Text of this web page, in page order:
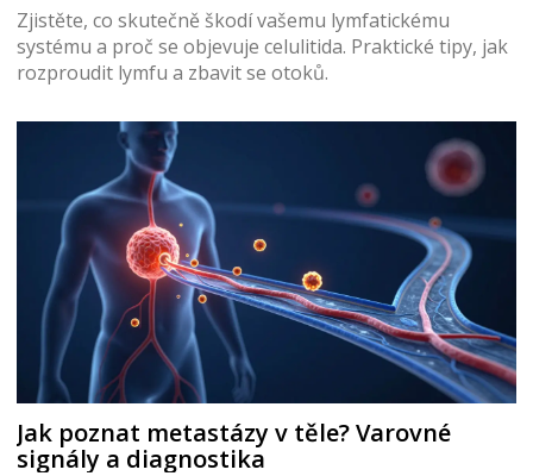
Zjistěte, co skutečně škodí vašemu lymfatickému
systému a proč se objevuje celulitida. Praktické tipy, jak
rozproudit lymfu a zbavit se otoků.
Jak poznat metastázy v těle? Varovné
signály a diagnostika